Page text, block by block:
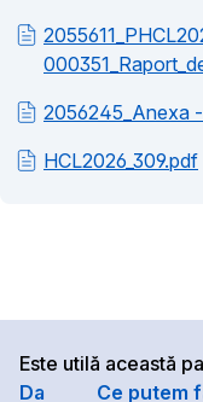
2056245_Anexa
HCL2026_309.pdf
Este utilă această
Da
Ce putem